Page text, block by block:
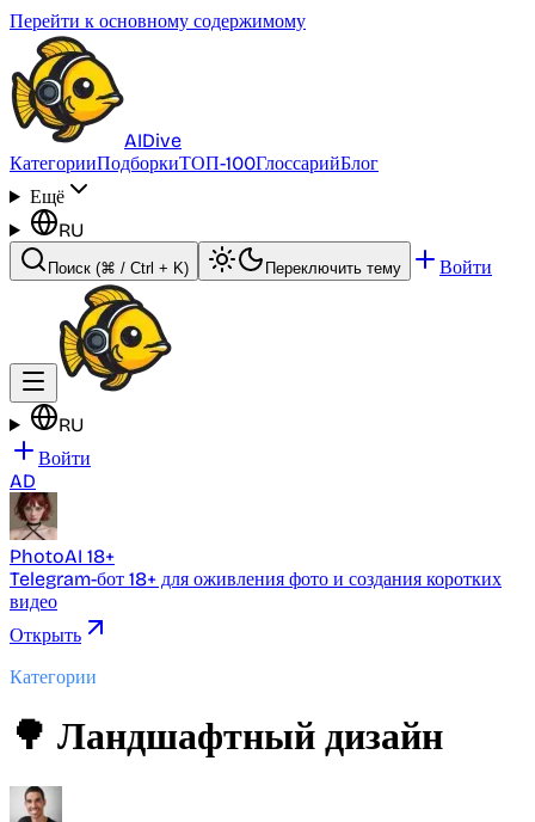
Перейти к основному содержимому
AIDive
КатегорииПодборкиТОП-100ГлоссарийБлог
Ещё
RU
Поиск (⌘ / Ctrl + K) Переключить тему Войти
RU
Войти
AD
PhotoAI 18+
Telegram-бот 18+ для оживления фото и создания коротких
видео
Открыть
Категории
🌳 Ландшафтный дизайн